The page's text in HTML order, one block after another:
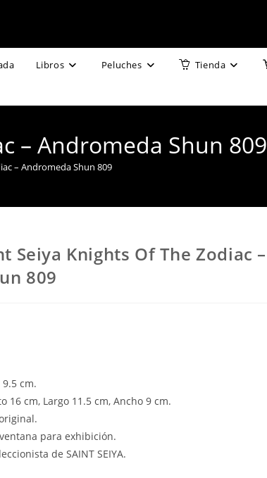
Libros Peluches Tienda
– Andromeda Shun 809
– Andromeda Shun 809
Seiya Knights Of The Zodiac –
809
cm.
16 cm, Largo 11.5 cm, Ancho 9 cm.
para exhibición.
de SAINT SEIYA.